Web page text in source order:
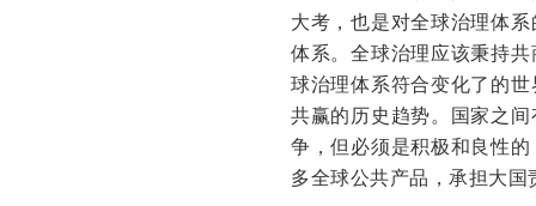
大考，也是对全球治理体
体系。全球治理应该秉持
球治理体系符合变化了的
共赢的历史趋势。国家之
争，但必须是积极和良性
多全球公共产品，承担大国